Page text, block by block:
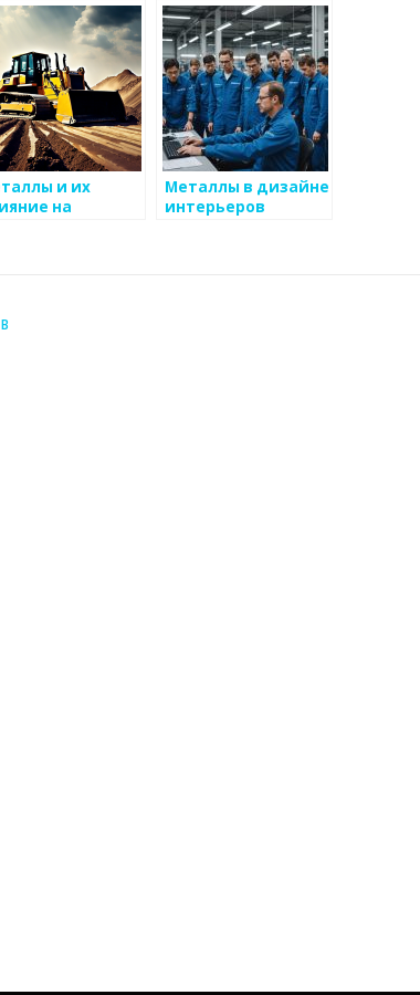
и их
на
Металлы в дизайне
интерьеров